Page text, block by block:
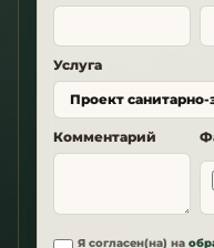
Услуга
Комментарий
Я согласен(на) на